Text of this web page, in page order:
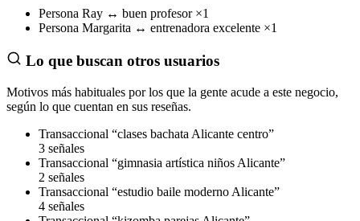
Persona Ray ↔ buen profesor ×1
Persona Margarita ↔ entrenadora excelente ×1
Lo que buscan otros usuarios
Motivos más habituales por los que la gente acude a este negocio,
según lo que cuentan en sus reseñas.
Transaccional “clases bachata Alicante centro”
3 señales
Transaccional “gimnasia artística niños Alicante”
2 señales
Transaccional “estudio baile moderno Alicante”
4 señales